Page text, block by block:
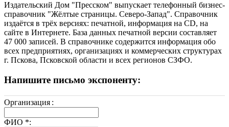
Издательский Дом "Пресском" выпускает телефонный бизнес-
справочник "Жёлтые страницы. Северо-Запад". Справочник
издаётся в трёх версиях: печатной, информация на CD, на
сайте в Интернете. База данных печатной версии составляет
47 000 записей. В справочнике содержится информация обо
всех предприятиях, организациях и коммерческих структурах
г. Пскова, Псковской области и всех регионов СЗФО.
Напишите письмо экспоненту:
Организация :
ФИО *: